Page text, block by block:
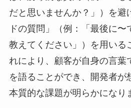
だと思いませんか？」）を避
ドの質問」（例：「最後に〜
教えてください」）を用いる
れにより、顧客が自身の言葉
を語ることができ、開発者が
本質的な課題が明らかになり